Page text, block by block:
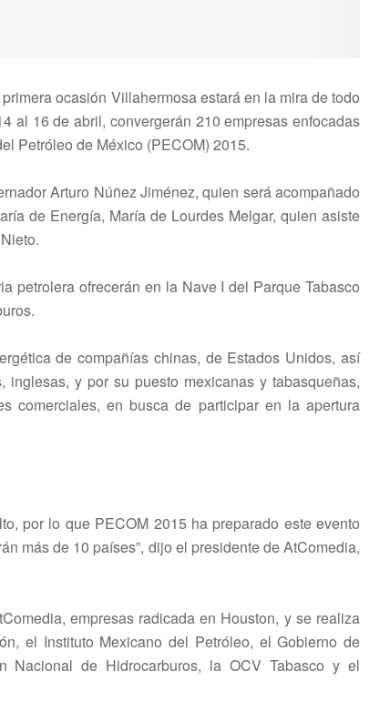
ocasión Villahermosa estará en la mira de todo
al 16 de abril, convergerán 210 empresas enfocadas
Petróleo de México (PECOM) 2015.
Arturo Núñez Jiménez, quien será acompañado
de Energía, María de Lourdes Melgar, quien asiste
petrolera ofrecerán en la Nave I del Parque Tabasco
de compañías chinas, de Estados Unidos, así
y por su puesto mexicanas y tabasqueñas,
comerciales, en busca de participar en la apertura
por lo que PECOM 2015 ha preparado este evento
más de 10 países”, dijo el presidente de AtComedia,
empresas radicada en Houston, y se realiza
el Instituto Mexicano del Petróleo, el Gobierno de
Nacional de Hidrocarburos, la OCV Tabasco y el